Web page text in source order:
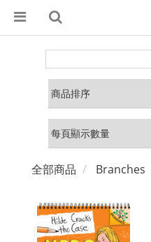
全部商品 Branches